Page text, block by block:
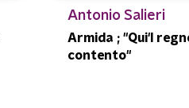
Antonio Salieri
Armida ; "Qui'l
contento"